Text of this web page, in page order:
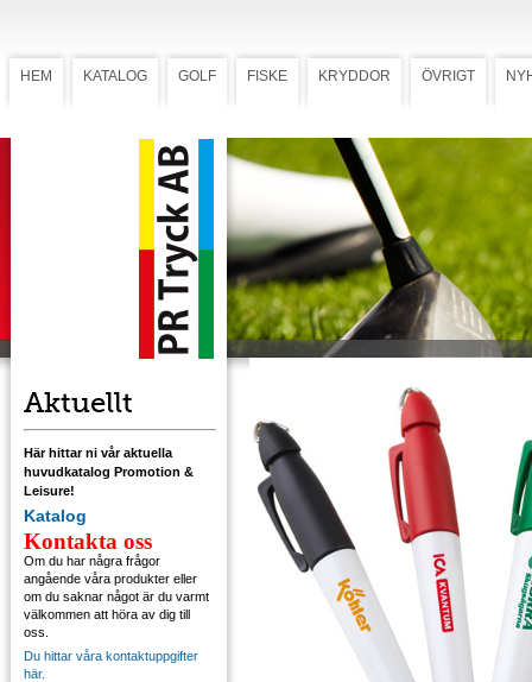
HEM KATALOG GOLF FISKE KRYDDOR ÖVRIGT
Aktuellt
Här hittar ni vår aktuella
huvudkatalog Promotion &
Leisure!
Katalog
Kontakta oss
Om du har några frågor
angående våra produkter eller
om du saknar något är du varmt
välkommen att höra av dig till
oss.
Du hittar våra kontaktuppgifter
här.
MiniMarker
Märkpenna
MiniMarker
Märkpenna för märkning av bollar. Förädlas
med en- eller tvåfärgstryck. Komplettera
med JoJo.
Ladda ner mall med tryckstorlek.